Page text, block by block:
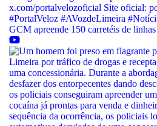
GCM apreende 150 carretéis de